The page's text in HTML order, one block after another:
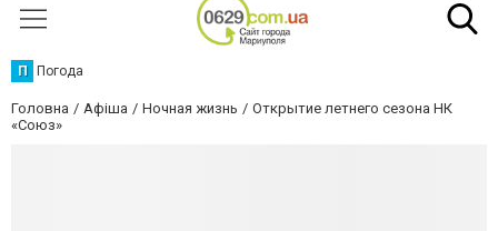
П Погода
Головна Афіша Ночная жизнь
Открытие летнего сезона НК
«Союз»